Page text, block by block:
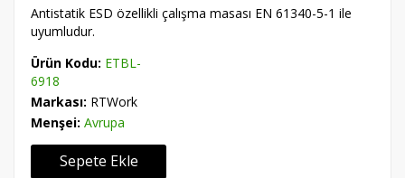
Antistatik ESD özellikli çalışma masası EN 61340-5-1 ile
uyumludur.
Ürün Kodu: ETBL-
6918
Markası: RTWork
Menşei: Avrupa
Sepete Ekle